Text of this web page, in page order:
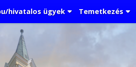
hivatalos ügyek Temetkezés